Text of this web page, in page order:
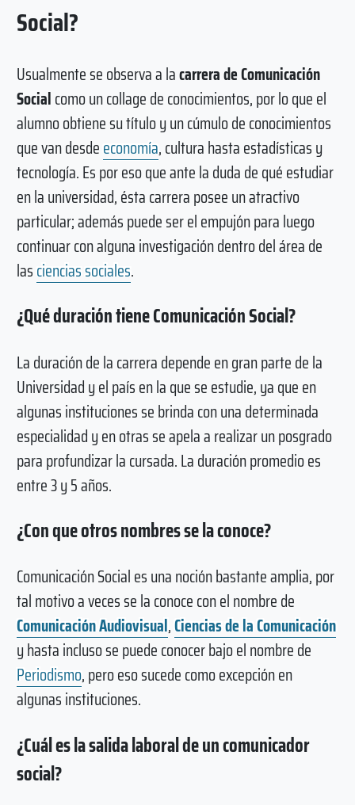
Social?
Usualmente se observa a lacarrera de Comunicación
Socialcomo un collage de conocimientos, por lo que el
alumno obtiene su título y un cúmulo de conocimientos
que van desdeeconomía, cultura hasta estadísticas y
tecnología. Es por eso que ante la duda de qué estudiar
en la universidad, ésta carrera posee un atractivo
particular; además puede ser el empujón para luego
continuar con alguna investigación dentro del área de
lasciencias sociales.
¿Qué duración tiene Comunicación Social?
La duración de la carrera depende en gran parte de la
Universidad y el país en la que se estudie, ya que en
algunas instituciones se brinda con una determinada
especialidad y en otras se apela a realizar un posgrado
para profundizar la cursada. La duración promedio es
entre 3 y 5 años.
¿Con que otros nombres se la conoce?
Comunicación Social es una noción bastante amplia, por
tal motivo a veces se la conoce con el nombre de
Comunicación Audiovisual,Ciencias de la Comunicación
y hasta incluso se puede conocer bajo el nombre de
Periodismo, pero eso sucede como excepción en
algunas instituciones.
¿Cuál es la salida laboral de un comunicador
social?